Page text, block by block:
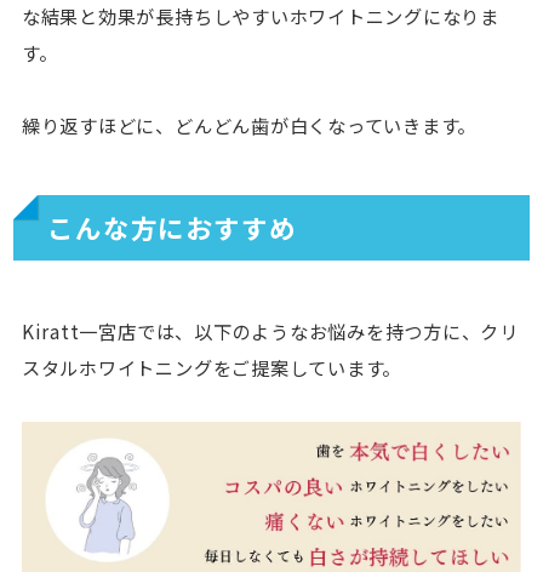
な結果と効果が長持ちしやすいホワイトニングになりま
す。
繰り返すほどに、どんどん歯が白くなっていきます。
こんな方におすすめ
Kiratt一宮店では、以下のようなお悩みを持つ方に、クリ
スタルホワイトニングをご提案しています。